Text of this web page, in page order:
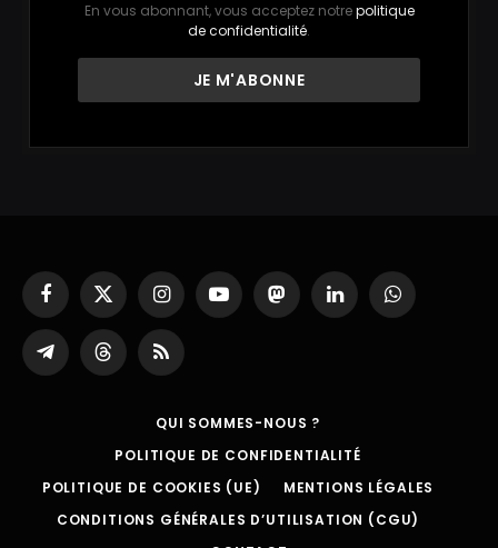
En vous abonnant, vous acceptez notrepolitique
de confidentialité.
Facebook
X
(Twitter)
InstagramYouTubeMastodonLinkedInWhatsApp
Partager
sur
ThreadsRSS
QUI SOMMES-NOUS ?
POLITIQUE DE CONFIDENTIALITÉ
POLITIQUE DE COOKIES (UE)
MENTIONS LÉGALES
CONDITIONS GÉNÉRALES D’UTILISATION (CGU)